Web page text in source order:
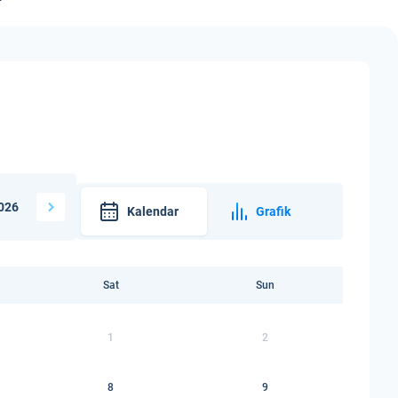
Kalendar Grafik
Sat Sun
1 2
8 9